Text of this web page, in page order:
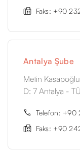
Faks: +90
Antalya Şube
Metin
D: 7 Antalya -
Telefon:
Faks: +90